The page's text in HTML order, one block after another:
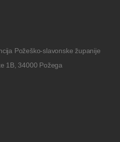
Požeško-slavonske županije
1B, 34000 Požega